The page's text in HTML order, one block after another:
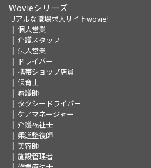
Wovieシリーズ
リアルな職場求人サイトwovie!
個人営業
介護スタッフ
法人営業
ドライバー
携帯ショップ店員
保育士
看護師
タクシードライバー
ケアマネージャー
介護福祉士
柔道整復師
美容師
施設管理者